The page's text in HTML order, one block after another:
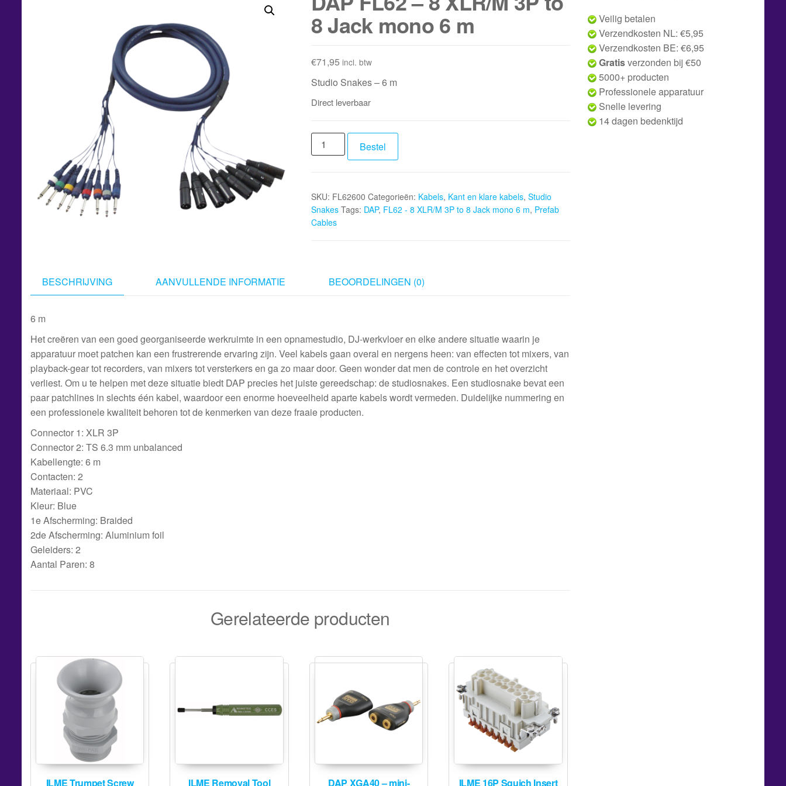
8 Jack mono 6 m
€71,95 incl. btw
Studio Snakes – 6 m
Direct leverbaar
DAP
FL62
XLR/M
3P
to
Bestel
SKU: FL62600 Categorieën: Kabels, Kant en klare kabels, Studio
Snakes Tags: DAP, FL62 - 8 XLR/M 3P to 8 Jack mono 6 m, Prefab
Cables
BESCHRIJVING AANVULLENDE INFORMATIE BEOORDELINGEN (0)
6 m
Het creëren van een goed georganiseerde werkruimte in een opnamestudio, DJ-werkvloer en elke andere situatie waarin je
apparatuur moet patchen kan een frustrerende ervaring zijn. Veel kabels gaan overal en nergens heen: van effecten tot mixers, van
playback-gear tot recorders, van mixers tot versterkers en ga zo maar door. Geen wonder dat men de controle en het overzicht
verliest. Om u te helpen met deze situatie biedt DAP precies het juiste gereedschap: de studiosnakes. Een studiosnake bevat een
paar patchlines in slechts één kabel, waardoor een enorme hoeveelheid aparte kabels wordt vermeden. Duidelijke nummering en
een professionele kwaliteit behoren tot de kenmerken van deze fraaie producten.
Connector 1: XLR 3P
Connector 2: TS 6.3 mm unbalanced
Kabellengte: 6 m
Contacten: 2
Materiaal: PVC
Kleur: Blue
1e Afscherming: Braided
2de Afscherming: Aluminium foil
Geleiders: 2
Aantal Paren: 8
Gerelateerde producten
ILME Trumpet Screw ILME Removal Tool DAP XGA40 – mini- ILME 16P Squich Insert
Veilig betalen
Verzendkosten NL: €5,95
Verzendkosten BE: €6,95
Gratisverzonden bij €50
5000+ producten
Professionele apparatuur
Snelle levering
14 dagen bedenktijd